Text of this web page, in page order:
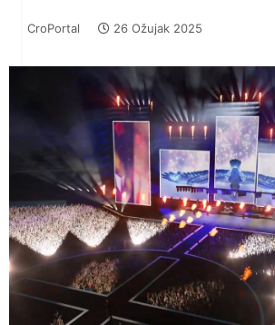
CroPortal 26 Ožujak 2025